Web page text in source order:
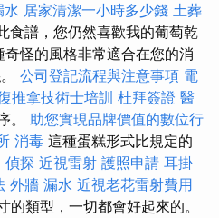
水 居家清潔一小時多少錢 土葬
食譜，您仍然喜歡我的葡萄乾
怪的風格非常適合在您的消
公司登記流程與注意事項 電
推拿技術士培訓 杜拜簽證 醫
。 助您實現品牌價值的數位行
消毒 這種蛋糕形式比規定的
偵探 近視雷射 護照申請 耳掛
外牆 漏水 近視老花雷射費用
類型，一切都會好起來的。